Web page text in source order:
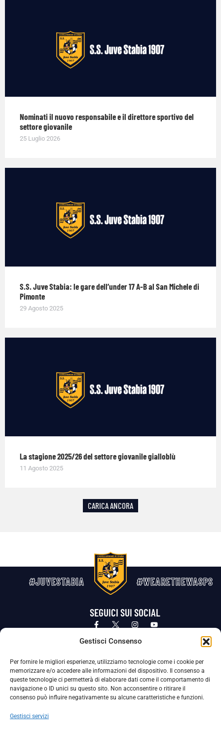
Gestisci Consenso
Per fornire le migliori esperienze, utilizziamo tecnologie come i cookie per
memorizzare e/o accedere alle informazioni del dispositivo. Il consenso a
queste tecnologie ci permetterà di elaborare dati come il comportamento di
navigazione o ID unici su questo sito. Non acconsentire o ritirare il
consenso può influire negativamente su alcune caratteristiche e funzioni.
Gestisci servizi
Nominati il nuovo responsabile e il direttore sportivo del
settore giovanile
25 Luglio 2026
S.S. Juve Stabia: le gare dell’under 17 A-B al San Michele di
Pimonte
29 Agosto 2025
La stagione 2025/26 del settore giovanile gialloblù
11 Agosto 2025
CARICA ANCORA
#JUVESTABIA #WEARETHEWASPS
SEGUICI SUI SOCIAL
Privacy Policy Cookie Policy
La Società ha nominato il Responsabile della Protezione dei Dati Personali (DPO), figura specializzata che vigila sulle modalità
adottate dalla nostra Società per tutelare i Suoi dati personali.
Per contattare il DPO può scrivere a